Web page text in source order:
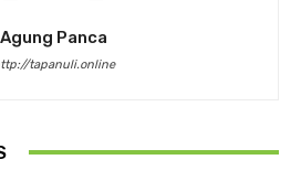
Agung Panca
tapanuli.online